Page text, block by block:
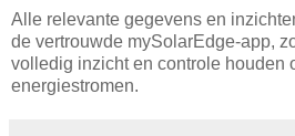
Alle relevante gegevens en
de vertrouwde mySolarEdge-app,
volledig inzicht en controle houden
energiestromen.